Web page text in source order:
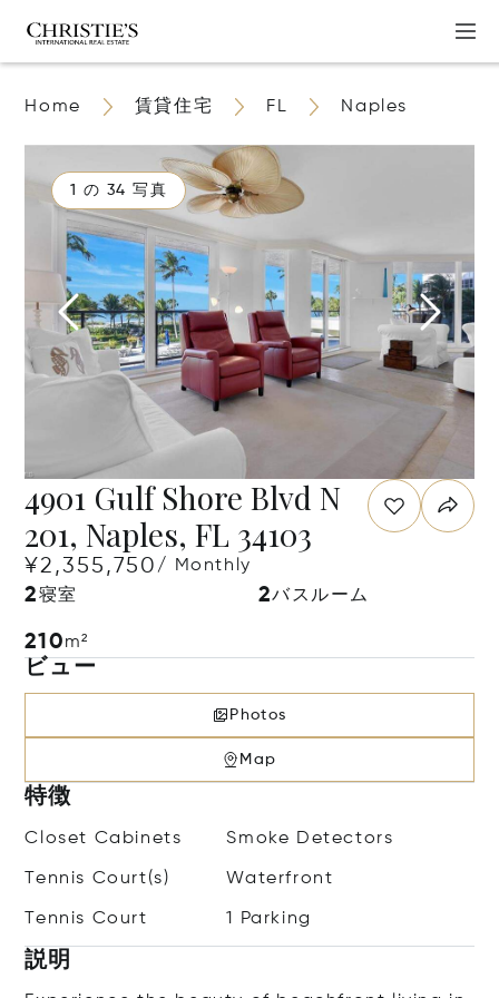
Home 賃貸住宅 FL Naples
1 の 34 写真
4901 Gulf Shore Blvd N
201, Naples, FL 34103
¥2,355,750/ Monthly
2寝室 2バスルーム
210m²
ビュー
Photos
Map
特徴
Closet Cabinets Smoke Detectors
Tennis Court(s) Waterfront
Tennis Court 1 Parking
説明